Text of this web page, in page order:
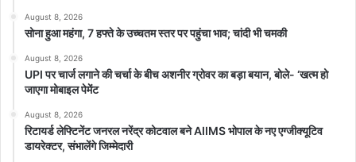
August 8, 2026
सोना हुआ महंगा, 7 हफ्ते के उच्चतम स्तर पर पहुंचा भाव; चांदी भी चमकी
August 8, 2026
UPI पर चार्ज लगाने की चर्चा के बीच अशनीर ग्रोवर का बड़ा बयान, बोले- ‘खत्म हो
जाएगा मोबाइल पेमेंट
August 8, 2026
रिटायर्ड लेफ्टिनेंट जनरल नरेंद्र कोटवाल बने AIIMS भोपाल के नए एग्जीक्यूटिव
डायरेक्टर, संभालेंगे जिम्मेदारी